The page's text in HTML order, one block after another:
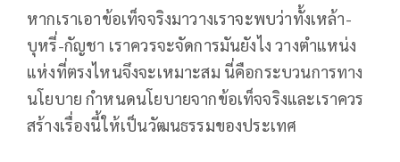
หากเราเอาข้อเท็จจริงมาวางเราจะพบว่าทั้งเหล้า-
บุหรี่-กัญชา เราควรจะจัดการมันยังไง วางตำแหน่ง
แห่งที่ตรงไหนจึงจะเหมาะสม นี่คือกระบวนการทาง
นโยบาย กำหนดนโยบายจากข้อเท็จจริงและเราควร
สร้างเรื่องนี้ให้เป็นวัฒนธรรมของประเทศ